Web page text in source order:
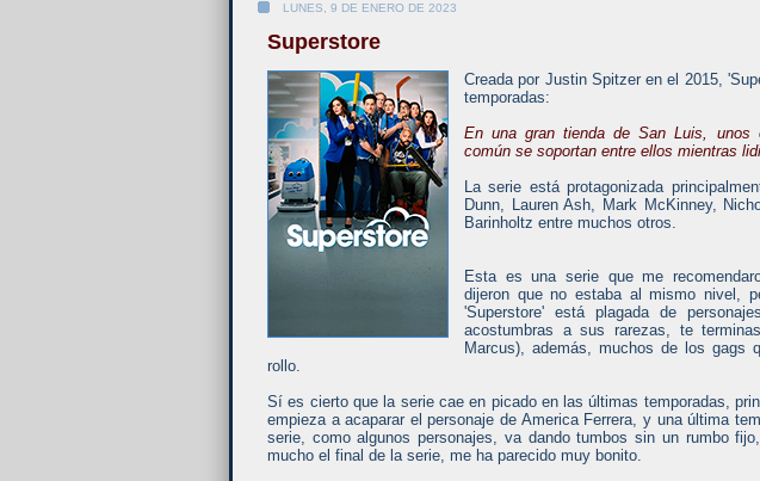
LUNES, 9 DE ENERO DE 2023
Superstore
Creada por Justin Spitzer en el 2015,
temporadas:
En una gran tienda de San Luis, unos
común se soportan entre ellos mientras
La serie está protagonizada
Dunn, Lauren Ash, Mark McKinney,
Barinholtz entre muchos otros.
Esta es una serie que me
dijeron que no estaba al mismo nivel,
'Superstore' está plagada de
acostumbras a sus rarezas, te
Marcus), además, muchos de los gags
rollo.
Sí es cierto que la serie cae en picado en las últimas temporadas,
empieza a acaparar el personaje de America Ferrera, y una última
serie, como algunos personajes, va dando tumbos sin un rumbo
mucho el final de la serie, me ha parecido muy bonito.